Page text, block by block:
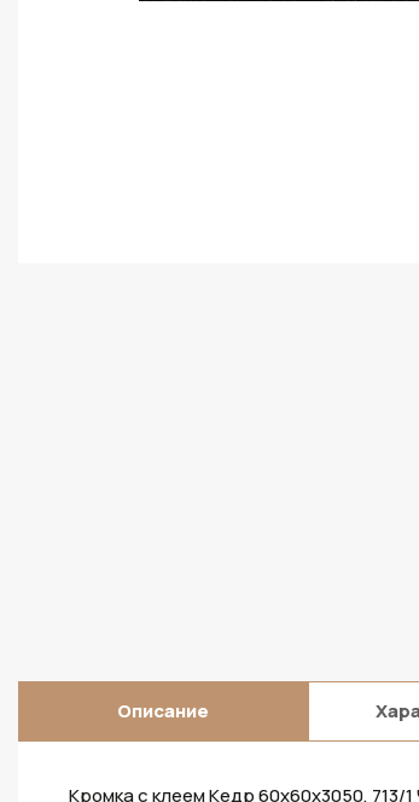
Описание
Кромка с клеем Кедр 60х60х3050, 713/